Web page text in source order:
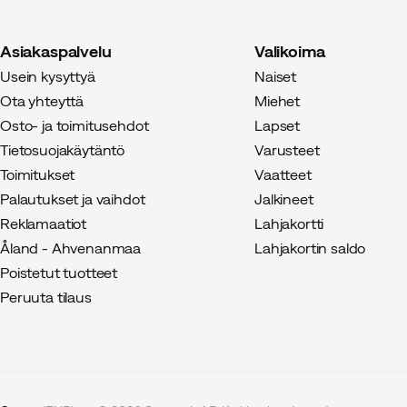
Asiakaspalvelu
Usein kysyttyä
Ota yhteyttä
Osto- ja toimitusehdot
Tietosuojakäytäntö
Toimitukset
Palautukset ja vaihdot
Reklamaatiot
Åland - Ahvenanmaa
Poistetut tuotteet
Peruuta tilaus
Valikoima
Naiset
Miehet
Lapset
Varusteet
Vaatteet
Jalkineet
Lahjakortti
Lahjakortin saldo